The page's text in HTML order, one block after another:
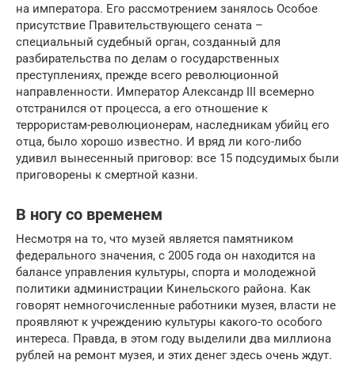
на императора. Его рассмотрением занялось Особое
присутствие Правительствующего сената –
специальный судебный орган, созданный для
разбирательства по делам о государственных
преступлениях, прежде всего революционной
направленности. Император Александр III всемерно
отстранился от процесса, а его отношение к
террористам-революционерам, наследникам убийц его
отца, было хорошо известно. И вряд ли кого-либо
удивил вынесенный приговор: все 15 подсудимых были
приговорены к смертной казни.
В ногу со временем
Несмотря на то, что музей является памятником
федерального значения, с 2005 года он находится на
балансе управления культуры, спорта и молодежной
политики администрации Кинельского района. Как
говорят немногочисленные работники музея, власти не
проявляют к учреждению культуры какого-то особого
интереса. Правда, в этом году выделили два миллиона
рублей на ремонт музея, и этих денег здесь очень ждут.